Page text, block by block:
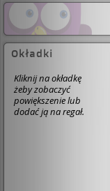
Okładki
Kliknij na okładkę
żeby zobaczyć
powiększenie lub
dodać ją na regał.